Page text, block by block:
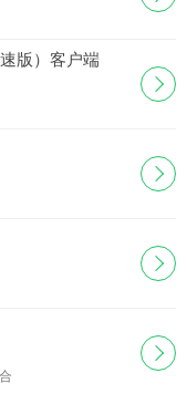
版）客户端